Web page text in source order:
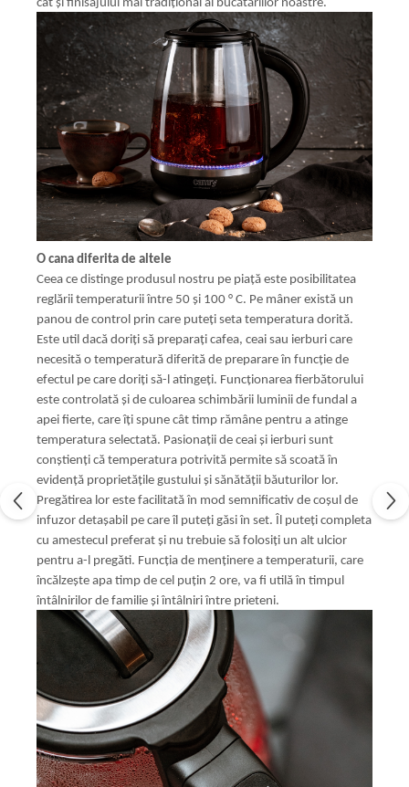
cât și finisajului mai tradițional al bucătăriilor noastre.
O cana diferita de altele
Ceea ce distinge produsul nostru pe piață este posibilitatea
reglării temperaturii între 50 și 100 ° C. Pe mâner există un
panou de control prin care puteți seta temperatura dorită.
Este util dacă doriți să preparați cafea, ceai sau ierburi care
necesită o temperatură diferită de preparare în funcție de
efectul pe care doriți să-l atingeți. Funcționarea fierbătorului
este controlată și de culoarea schimbării luminii de fundal a
apei fierte, care îți spune cât timp rămâne pentru a atinge
temperatura selectată. Pasionații de ceai și ierburi sunt
conștienți că temperatura potrivită permite să scoată în
evidență proprietățile gustului și sănătății băuturilor lor.
Pregătirea lor este facilitată în mod semnificativ de coșul de
infuzor detașabil pe care îl puteți găsi în set. Îl puteți completa
cu amestecul preferat și nu trebuie să folosiți un alt ulcior
pentru a-l pregăti. Funcția de menținere a temperaturii, care
încălzește apa timp de cel puțin 2 ore, va fi utilă în timpul
întâlnirilor de familie și întâlniri între prieteni.